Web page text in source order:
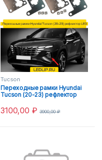
Tucson
Переходные рамки Hyundai
Tucson (20-23) рефлектор
3100,00 ₽ 3900,00₽